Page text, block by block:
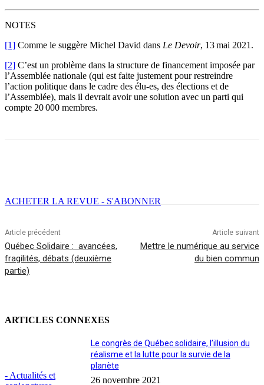
NOTES
[1] Comme le suggère Michel David dans Le Devoir, 13 mai 2021.
[2] C’est un problème dans la structure de financement imposée par
l’Assemblée nationale (qui est faite justement pour restreindre
l’action politique dans le cadre des élu-es, des élections et de
l’Assemblée), mais il devrait avoir une solution avec un parti qui
compte 20 000 membres.
ACHETER LA REVUE - S'ABONNER
Article précédent
Québec Solidaire : avancées,
fragilités, débats (deuxième
partie)
Article suivant
Mettre le numérique au service
du bien commun
ARTICLES CONNEXES
- Actualités et
Le congrès de Québec solidaire, l’illusion du
réalisme et la lutte pour la survie de la
planète
26 novembre 2021